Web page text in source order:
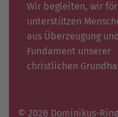
Wir begleiten, wir
unterstützen
aus Überzeugung
Fundament unserer
christlichen
© 2026 Dominikus-